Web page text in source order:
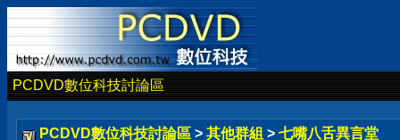
PCDVD數位科技討論區
PCDVD數位科技討論區 > 其他群組 > 七嘴八舌異言堂